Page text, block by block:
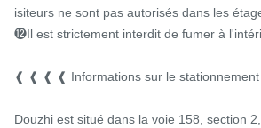
isiteurs ne sont pas autorisés dans les
⓬Il est strictement interdit de fumer à
❰ ❰ ❰ ❰ Informations sur le
Douzhi est situé dans la voie 158, section